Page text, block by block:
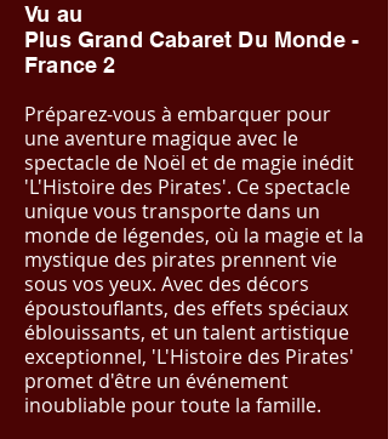
Vu au
Plus Grand Cabaret Du Monde -
France 2
Préparez-vous à embarquer pour
une aventure magique avec le
spectacle de Noël et de magie inédit
'L'Histoire des Pirates'. Ce spectacle
unique vous transporte dans un
monde de légendes, où la magie et la
mystique des pirates prennent vie
sous vos yeux. Avec des décors
époustouflants, des effets spéciaux
éblouissants, et un talent artistique
exceptionnel, 'L'Histoire des Pirates'
promet d'être un événement
inoubliable pour toute la famille.